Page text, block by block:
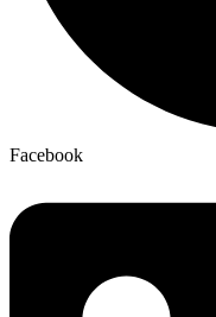
Facebook